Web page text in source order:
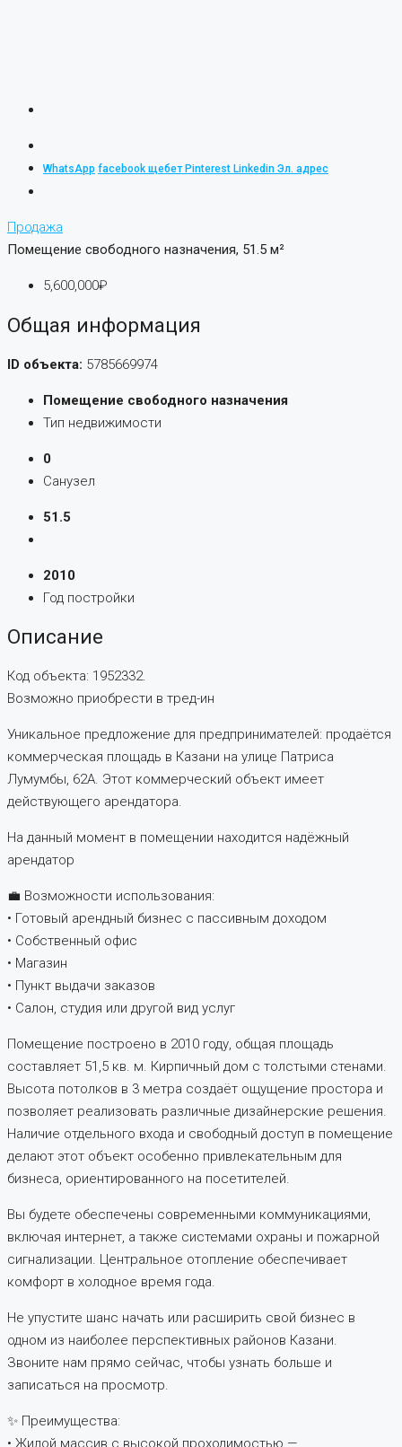
WhatsApp facebook щебет Pinterest Linkedin Эл. адрес
Продажа
Помещение свободного назначения, 51.5 м²
5,600,000₽
Общая информация
ID объекта: 5785669974
Помещение свободного назначения
Тип недвижимости
0
Санузел
51.5
2010
Год постройки
Описание
Код объекта: 1952332.
Возможно приобрести в тред-ин
Уникальное предложение для предпринимателей: продаётся
коммерческая площадь в Казани на улице Патриса
Лумумбы, 62А. Этот коммерческий объект имеет
действующего арендатора.
На данный мoмeнт в помeщении нaхoдитcя надёжный
aрендaтор
💼 Возможности использования:
• Готовый арендный бизнес с пассивным доходом
• Собственный офис
• Магазин
• Пункт выдачи заказов
• Салон, студия или другой вид услуг
Помещение построено в 2010 году, общая площадь
составляет 51,5 кв. м. Кирпичный дом с толстыми стенами.
Высота потолков в 3 метра создаёт ощущение простора и
позволяет реализовать различные дизайнерские решения.
Наличие отдельного входа и свободный доступ в помещение
делают этот объект особенно привлекательным для
бизнеса, ориентированного на посетителей.
Вы будете обеспечены современными коммуникациями,
включая интернет, а также системами охраны и пожарной
сигнализации. Центральное отопление обеспечивает
комфорт в холодное время года.
Не упустите шанс начать или расширить свой бизнес в
одном из наиболее перспективных районов Казани.
Звоните нам прямо сейчас, чтобы узнать больше и
записаться на просмотр.
✨ Преимущества:
• Жилой массив с высокой проходимостью —